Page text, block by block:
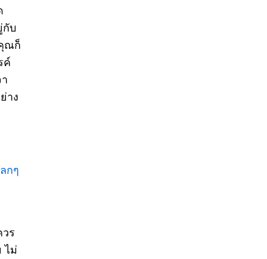
กับ
ณก็
ค์
าง
กๆ
ร
ไม่